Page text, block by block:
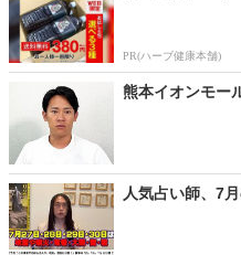
PR(ハーブ健康本舗)
熊本イオンモー
人気占い師、7